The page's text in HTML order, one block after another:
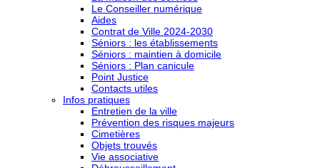
Le Conseiller numérique
Aides
Contrat de Ville 2024-2030
Séniors : les établissements
Séniors : maintien à domicile
Séniors : Plan canicule
Point Justice
Contacts utiles
Infos pratiques
Entretien de la ville
Prévention des risques majeurs
Cimetières
Objets trouvés
Vie associative